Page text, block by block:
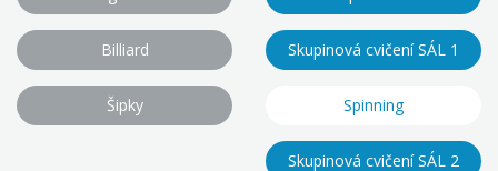
Billiard
Šipky
Skupinová cvičení SÁL 1
Spinning
Skupinová cvičení SÁL 2